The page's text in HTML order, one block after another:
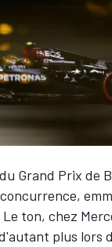
Grand Prix de
ton, chez
plus lors